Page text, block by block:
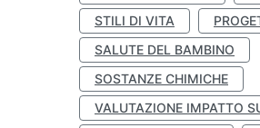
STILI DI VITA
SALUTE DEL BAMBINO
SOSTANZE CHIMICHE
VALUTAZIONE IMPATTO